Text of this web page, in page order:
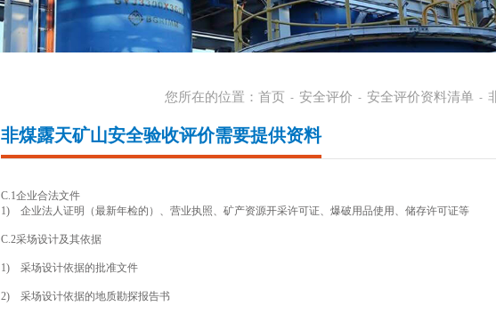
您所在的位置： 首页 - 安全评价 - 安全评价资料清单 -
非煤露天矿山安全验收评价需要提供资料
C.1企业合法文件
1) 企业法人证明（最新年检的）、营业执照、矿产资源开采许可证、爆破用品使用、储存许可证等
C.2采场设计及其依据
1) 采场设计依据的批准文件
2) 采场设计依据的地质勘探报告书